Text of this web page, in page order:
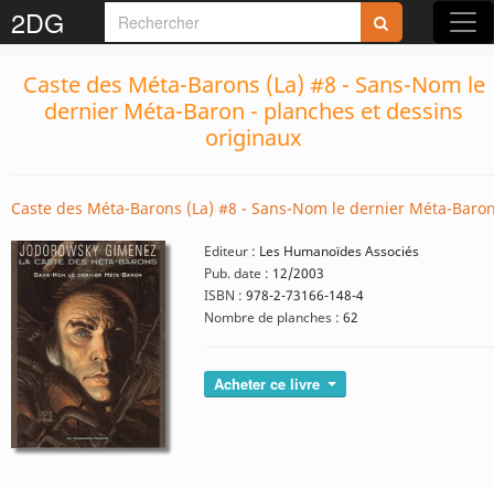
2DG
Caste des Méta-Barons (La) #8 - Sans-Nom le
dernier Méta-Baron - planches et dessins
originaux
Caste des Méta-Barons (La) #8 - Sans-Nom le dernier Méta-
Editeur : Les Humanoïdes Associés
Pub. date : 12/2003
ISBN : 978-2-73166-148-4
Nombre de planches : 62
Acheter ce livre